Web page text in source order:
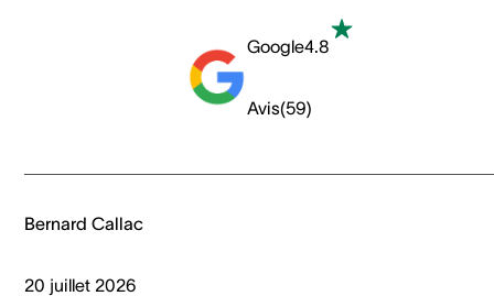
Google4.8
Avis(59)
Bernard Callac
20 juillet 2026